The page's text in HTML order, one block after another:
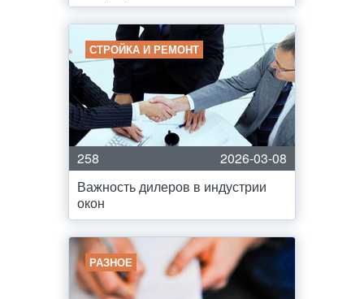
СТРОЙКА И РЕМОНТ
258
2026-03-08
Важность дилеров в индустрии
окон
РАЗНОЕ